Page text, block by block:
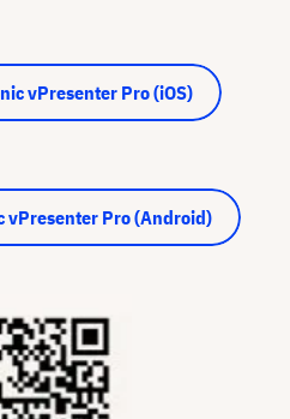
vPresenter Pro (iOS)
vPresenter Pro (Android)